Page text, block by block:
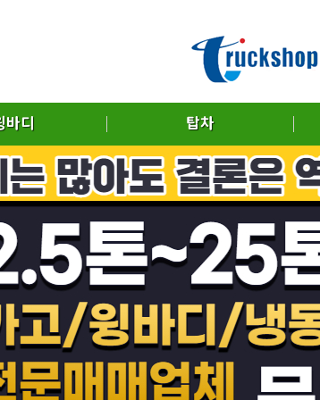
바디 탑차